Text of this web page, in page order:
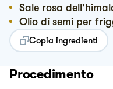
Sale rosa
Olio di semi per
Copia ingredienti
Procedimento